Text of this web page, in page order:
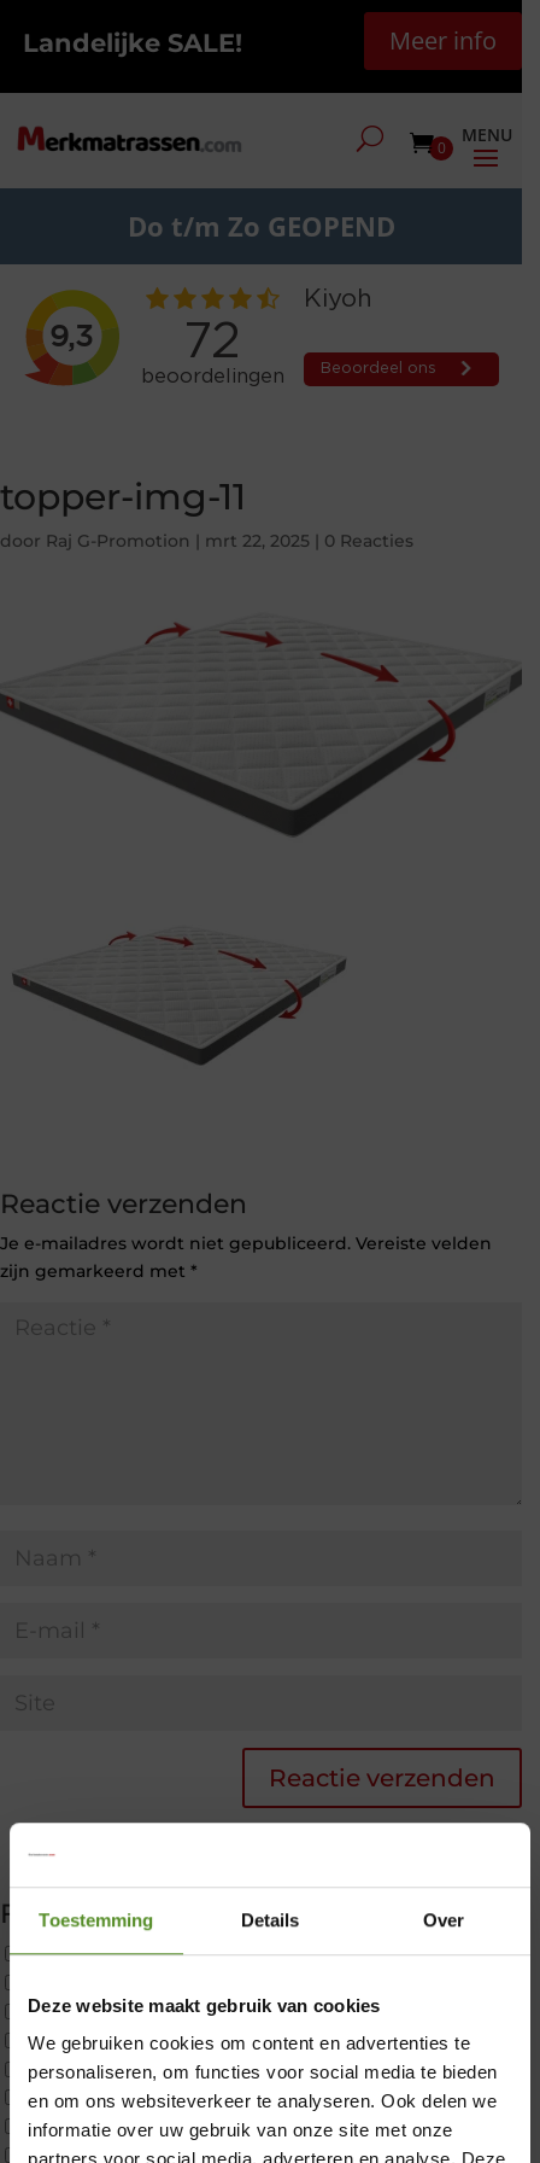
Toestemming Details Over
Deze website maakt gebruik van cookies
We gebruiken cookies om content en advertenties te
personaliseren, om functies voor social media te bieden
en om ons websiteverkeer te analyseren. Ook delen we
informatie over uw gebruik van onze site met onze
Landelijke SALE! Meer info
0
Do t/m Zo GEOPEND
topper-img-11
door Raj G-Promotion | mrt 22, 2025 | 0 Reacties
Reactie verzenden
Je e-mailadres wordt niet gepubliceerd. Vereiste velden
zijn gemarkeerd met *
Filter producten
Uncategorized
Custom
CustomBoxspring
ErkendMatras 1 Pers
ErkendMatras 2 Pers
ErkendMatras twijfelaar product
Matrassen
×